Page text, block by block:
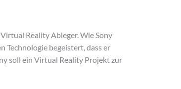
Virtual Reality Ableger. Wie Sony
Technologie begeistert, dass er
soll ein Virtual Reality Projekt zur